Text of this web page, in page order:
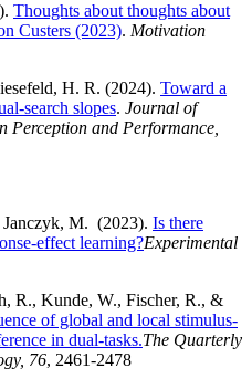
Thoughts about thoughts about
Custers (2023). Motivation
H. R. (2024). Toward a
search slopes. Journal of
Perception and Performance,
M. (2023). Is there
effect learning?Experimental
R., Kunde, W., Fischer, R., &
of global and local stimulus-
in dual-tasks.The Quarterly
76, 2461-2478